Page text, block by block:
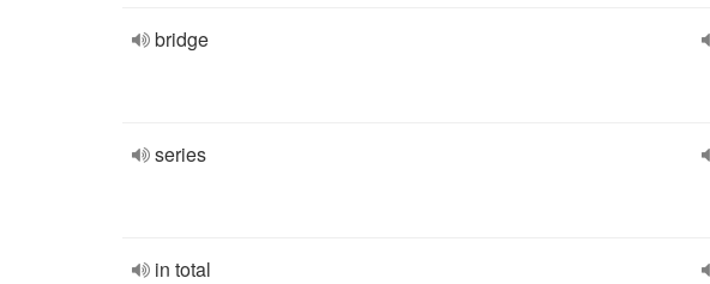
bridge
series
in total